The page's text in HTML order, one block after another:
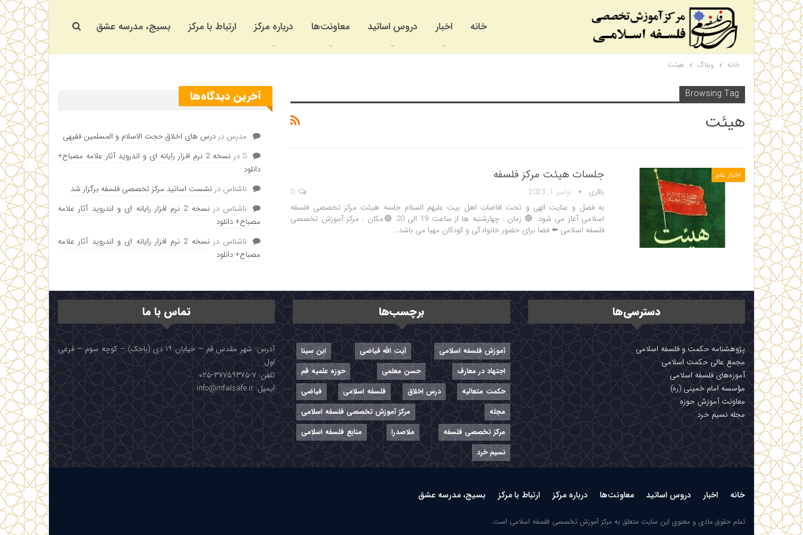
خانه اخبار دروس اساتید معاونت‌ها درباره مرکز ارتباط با مرکز بسیج، مدرسه عشق
خانه وبلاگ هیئت
Browsing Tag
هیئت
اخبار عام جلسات هیئت مرکز فلسفه
باقری نوامبر 1, 2023
به فضل و عنایت الهی و تحت افاضات اهل بیت علیهم السلام جلسه هیئت مرکز تخصصی فلسفه
اسلامی آغاز می شود. 🔴 زمان : چهارشنبه ها از ساعت 19 الی 20 🟢مکان : مرکز آموزش تخصصی
فلسفه اسلامی ⬅️ فضا برای حضور خانوادگی و کودکان مهیا می باشد.…
آخرین دیدگاه‌ها
مدرس در درس های اخلاق حجت الاسلام و المسلمین فقیهی
Sدر
نسخه 2 نرم افزار رایانه ای و اندروید آثار علامه مصباح+
دانلود
ناشناس در نشست اساتید مرکز تخصصی فلسفه برگزار شد
ناشناس در
نسخه 2 نرم افزار رایانه ای و اندروید آثار علامه
مصباح+ دانلود
ناشناس در
نسخه 2 نرم افزار رایانه ای و اندروید آثار علامه
مصباح+ دانلود
دسترسی‌ها
پژوهشنامه حکمت و فلسفه اسلامی
مجمع عالی حکمت اسلامی
آموزه‌های فلسفه اسلامی
مؤسسه امام خمینی (ره)
معاونت آموزش حوزه
مجله نسیم خرد
برچسب‌ها
آموزش فلسفه اسلامی آیت الله فیاضی
ابن سینا
اجتهاد در معارف
حسن معلمی
حوزه علمیه قم
حکمت متعالیه
درس اخلاق فلسفه اسلامی
فیاضی
مجله
مرکز آموزش تخصصی فلسفه اسلامی
مرکز تخصصی فلسفه
ملاصدرا
منابع فلسفه اسلامی
نسیم خرد
تماس با ما
آدرس: شهر مقدس قم – خیابان ۱۹ دی (باجک) – کوچه سوم – فرعی
اول
تلفن: ۷-۳۷۷۵۹۳۷۵-۰۲۵
ایمیل: info@mfalsafe.ir
خانه اخبار دروس اساتید معاونت‌ها درباره مرکز ارتباط با مرکز بسیج، مدرسه عشق
تمام حقوق مادی و معنوی این سایت متعلق به مرکز آموزش تخصصی فلسفه اسلامی است.